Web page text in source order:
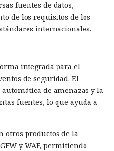
fuentes de datos,
de los requisitos de los
internacionales.
integrada para el
de seguridad. El
de amenazas y la
fuentes, lo que ayuda a
otros productos de la
y WAF, permitiendo